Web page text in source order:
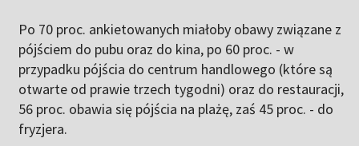
Po 70 proc. ankietowanych miałoby obawy związane z
pójściem do pubu oraz do kina, po 60 proc. - w
przypadku pójścia do centrum handlowego (które są
otwarte od prawie trzech tygodni) oraz do restauracji,
56 proc. obawia się pójścia na plażę, zaś 45 proc. - do
fryzjera.